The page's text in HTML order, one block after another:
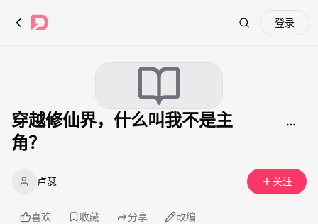
Search登录
穿越修仙界，什么叫我不是主
角？
卢瑟 关注
喜欢 收藏 分享 改编